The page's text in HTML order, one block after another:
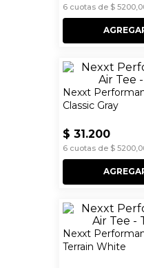
6cuotas de $ 5200,
Nexxt
Classic Gray
$ 31.200
6cuotas de $ 5200,
Nexxt
Terrain White